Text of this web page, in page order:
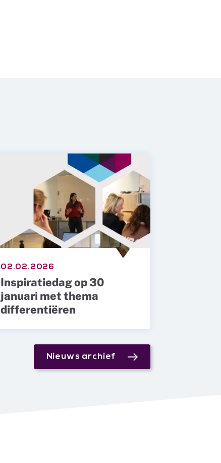
02.02.2026
Inspiratiedag op 30
januari met thema
differentiëren
Nieuws archief